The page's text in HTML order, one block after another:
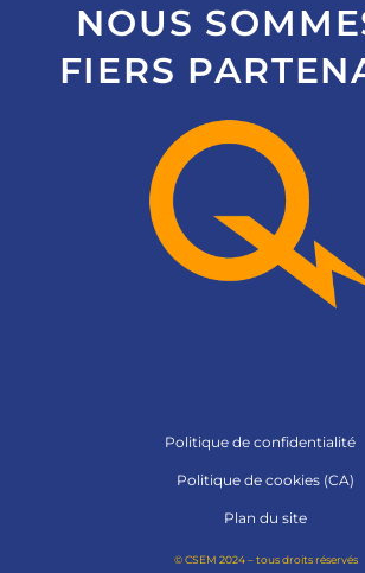
NOUS
FIERS
Politique de confidentialité
Politique de cookies (CA)
Plan du site
© CSEM 2024 – tous droits réservés